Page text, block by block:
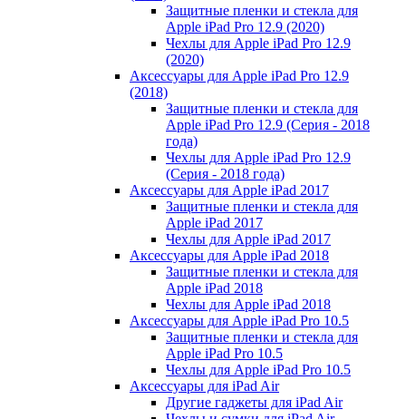
Защитные пленки и стекла для
Apple iPad Pro 12.9 (2020)
Чехлы для Apple iPad Pro 12.9
(2020)
Аксессуары для Apple iPad Pro 12.9
(2018)
Защитные пленки и стекла для
Apple iPad Pro 12.9 (Серия - 2018
года)
Чехлы для Apple iPad Pro 12.9
(Серия - 2018 года)
Аксессуары для Apple iPad 2017
Защитные пленки и стекла для
Apple iPad 2017
Чехлы для Apple iPad 2017
Аксессуары для Apple iPad 2018
Защитные пленки и стекла для
Apple iPad 2018
Чехлы для Apple iPad 2018
Аксессуары для Apple iPad Pro 10.5
Защитные пленки и стекла для
Apple iPad Pro 10.5
Чехлы для Apple iPad Pro 10.5
Аксессуары для iPad Air
Другие гаджеты для iPad Air